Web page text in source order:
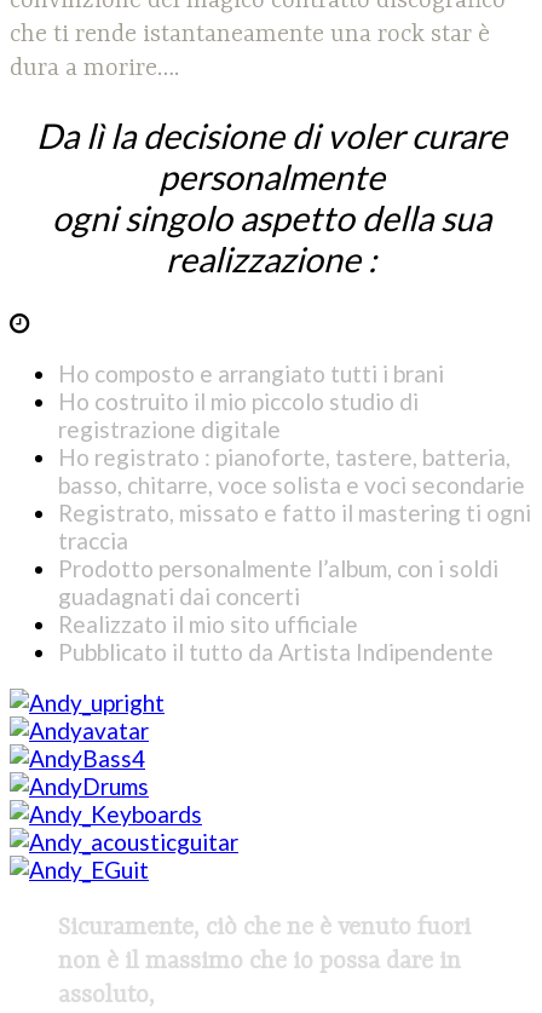
che ti rende istantaneamente una rock star è
dura a morire….
Da lì la decisione di voler curare
personalmente
ogni singolo aspetto della sua
realizzazione :
Ho composto e arrangiato tutti i brani
Ho costruito il mio piccolo studio di
registrazione digitale
Ho registrato : pianoforte, tastere, batteria,
basso, chitarre, voce solista e voci secondarie
Registrato, missato e fatto il mastering ti ogni
traccia
Prodotto personalmente l’album, con i soldi
guadagnati dai concerti
Realizzato il mio sito ufficiale
Pubblicato il tutto da Artista Indipendente
Sicuramente, ciò che ne è venuto fuori
non è il massimo che io possa dare in
assoluto,